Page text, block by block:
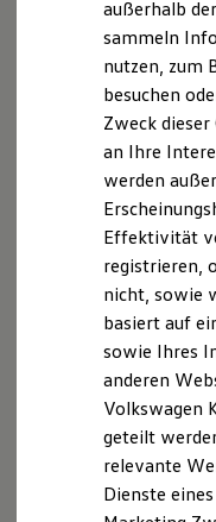
Reichweite
Laden
Laden
Laden
Batterie
Kosten und
E-Auto-
Software
Die ID.
ID.
Digitale
(
Ganz
Rundum sicher:
Bevor ein
außerhalb
sammeln
nutzen, zum
besuchen
Zweck
an Ihre
werden
Effektivität
registrieren,
nicht, sowie
basiert auf
sowie Ihres
anderen
Volkswagen
geteilt
relevante
Dienste